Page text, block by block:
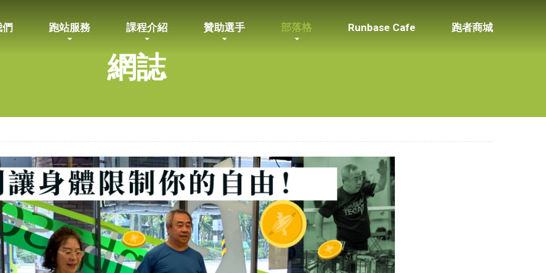
跑站服務 課程介紹 贊助選手 部落格 Runbase Cafe 跑者商城
網誌